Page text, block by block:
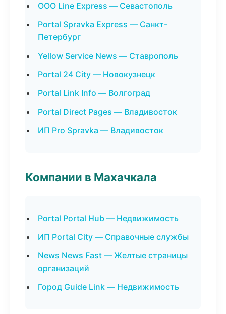
ООО Line Express — Севастополь
Portal Spravka Express — Санкт-
Петербург
Yellow Service News — Ставрополь
Portal 24 City — Новокузнецк
Portal Link Info — Волгоград
Portal Direct Pages — Владивосток
ИП Pro Spravka — Владивосток
Компании в Махачкала
Portal Portal Hub — Недвижимость
ИП Portal City — Справочные службы
News News Fast — Желтые страницы
организаций
Город Guide Link — Недвижимость